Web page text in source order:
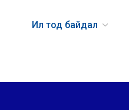
Ил тод байдал